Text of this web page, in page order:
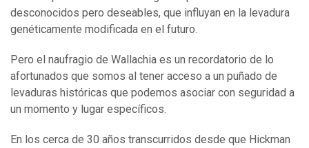
desconocidos pero deseables, que influyan en la levadura
genéticamente modificada en el futuro.
Pero el naufragio de Wallachia es un recordatorio de lo
afortunados que somos al tener acceso a un puñado de
levaduras históricas que podemos asociar con seguridad a
un momento y lugar específicos.
En los cerca de 30 años transcurridos desde que Hickman